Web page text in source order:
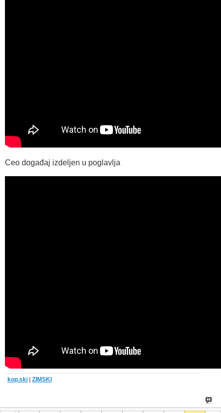
Ceo događaj izdeljen u poglavlja
kop.ski ZIMSKI